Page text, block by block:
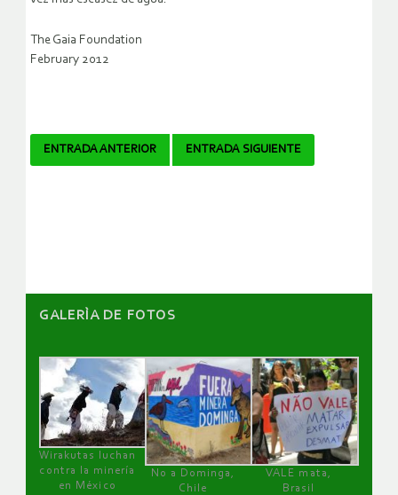
The Gaia Foundation
February 2012
Navegador
ENTRADA ANTERIOR ENTRADA SIGUIENTE
GALERÌA DE FOTOS
Wirakutas luchan
contra la minería
en México
No a Dominga,
Chile
VALE mata,
Brasil